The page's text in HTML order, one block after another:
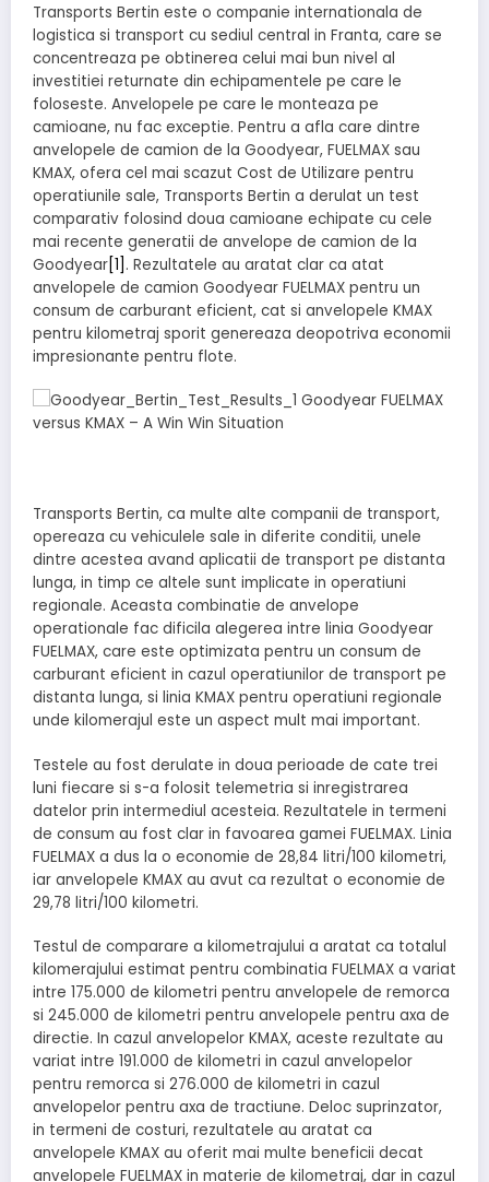
Transports Bertin este o companie internationala de
logistica si transport cu sediul central in Franta, care se
concentreaza pe obtinerea celui mai bun nivel al
investitiei returnate din echipamentele pe care le
foloseste. Anvelopele pe care le monteaza pe
camioane, nu fac exceptie. Pentru a afla care dintre
anvelopele de camion de la Goodyear, FUELMAX sau
KMAX, ofera cel mai scazut Cost de Utilizare pentru
operatiunile sale, Transports Bertin a derulat un test
comparativ folosind doua camioane echipate cu cele
mai recente generatii de anvelope de camion de la
Goodyear[1] . Rezultatele au aratat clar ca atat
anvelopele de camion Goodyear FUELMAX pentru un
consum de carburant eficient, cat si anvelopele KMAX
pentru kilometraj sporit genereaza deopotriva economii
impresionante pentru flote.
Transports Bertin, ca multe alte companii de transport,
opereaza cu vehiculele sale in diferite conditii, unele
dintre acestea avand aplicatii de transport pe distanta
lunga, in timp ce altele sunt implicate in operatiuni
regionale. Aceasta combinatie de anvelope
operationale fac dificila alegerea intre linia Goodyear
FUELMAX, care este optimizata pentru un consum de
carburant eficient in cazul operatiunilor de transport pe
distanta lunga, si linia KMAX pentru operatiuni regionale
unde kilomerajul este un aspect mult mai important.
Testele au fost derulate in doua perioade de cate trei
luni fiecare si s-a folosit telemetria si inregistrarea
datelor prin intermediul acesteia. Rezultatele in termeni
de consum au fost clar in favoarea gamei FUELMAX. Linia
FUELMAX a dus la o economie de 28,84 litri/100 kilometri,
iar anvelopele KMAX au avut ca rezultat o economie de
29,78 litri/100 kilometri.
Testul de comparare a kilometrajului a aratat ca totalul
kilomerajului estimat pentru combinatia FUELMAX a variat
intre 175.000 de kilometri pentru anvelopele de remorca
si 245.000 de kilometri pentru anvelopele pentru axa de
directie. In cazul anvelopelor KMAX, aceste rezultate au
variat intre 191.000 de kilometri in cazul anvelopelor
pentru remorca si 276.000 de kilometri in cazul
anvelopelor pentru axa de tractiune. Deloc suprinzator,
in termeni de costuri, rezultatele au aratat ca
anvelopele KMAX au oferit mai multe beneficii decat
anvelopele FUELMAX in materie de kilometraj, dar in cazul